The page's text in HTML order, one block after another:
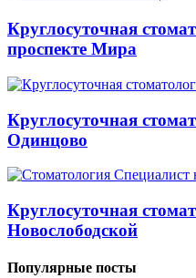
Круглосуточная
проспекте Мира
Круглосуточная
Одинцово
Круглосуточная
Новослободской
Популярные посты